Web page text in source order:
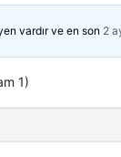
vardır ve en son 2
1)